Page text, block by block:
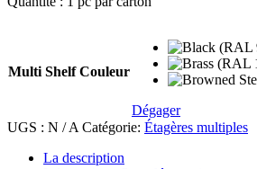
Multi Shelf Couleur
Dégager
UGS : N / A Catégorie: Étagères multiples
La description